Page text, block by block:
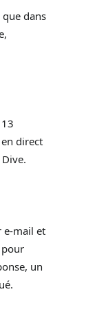
dans
direct
e-mail et
un